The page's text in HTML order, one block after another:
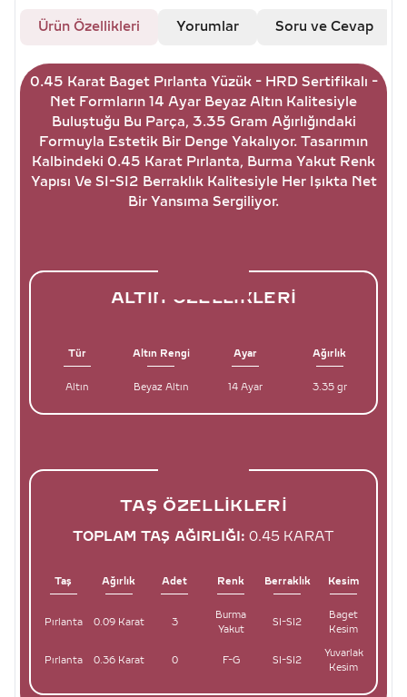
Ürün Özellikleri Yorumlar Soru ve Cevap
0.45 Karat Baget Pırlanta Yüzük - HRD Sertifikalı -
Net Formların 14 Ayar Beyaz Altın Kalitesiyle
Buluştuğu Bu Parça, 3.35 Gram Ağırlığındaki
Formuyla Estetik Bir Denge Yakalıyor. Tasarımın
Kalbindeki 0.45 Karat Pırlanta, Burma Yakut Renk
Yapısı Ve SI-SI2 Berraklık Kalitesiyle Her Işıkta Net
Bir Yansıma Sergiliyor.
ALTIN ÖZELLIKLERI
Tür Altın Rengi Ayar Ağırlık
Altın Beyaz Altın 14 Ayar 3.35 gr
TAŞ ÖZELLIKLERI
TOPLAM TAŞ AĞIRLIĞI: 0.45 KARAT
Taş Ağırlık Adet Renk Berraklık Kesim
Pırlanta 0.09 Karat 3
Burma
Yakut
SI-SI2
Baget
Kesim
Pırlanta 0.36 Karat 0 F-G SI-SI2
Yuvarlak
Kesim